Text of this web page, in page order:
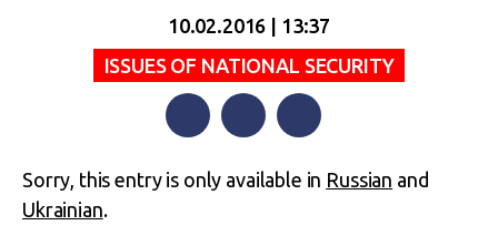
10.02.2016 | 13:37
ISSUES OF NATIONAL SECURITY
Sorry, this entry is only available in Russian and
Ukrainian.